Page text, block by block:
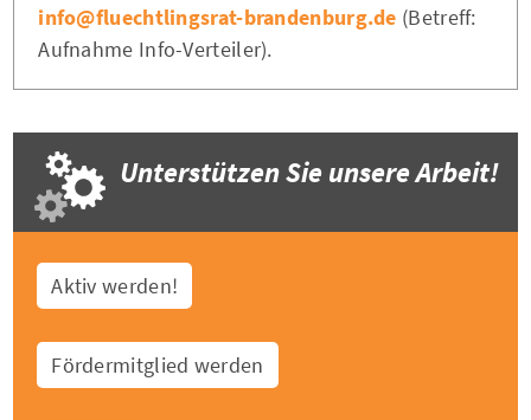
info@fluechtlingsrat-brandenburg.de (Betreff:
Aufnahme Info-Verteiler).
Unterstützen Sie unsere Arbeit!
Aktiv werden!
Fördermitglied werden